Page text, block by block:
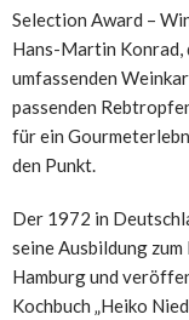
Selection Award –
Hans-Martin Konrad,
umfassenden
passenden
für ein
den Punkt.
Der 1972 in
seine Ausbildung
Hamburg und
Kochbuch „Heiko